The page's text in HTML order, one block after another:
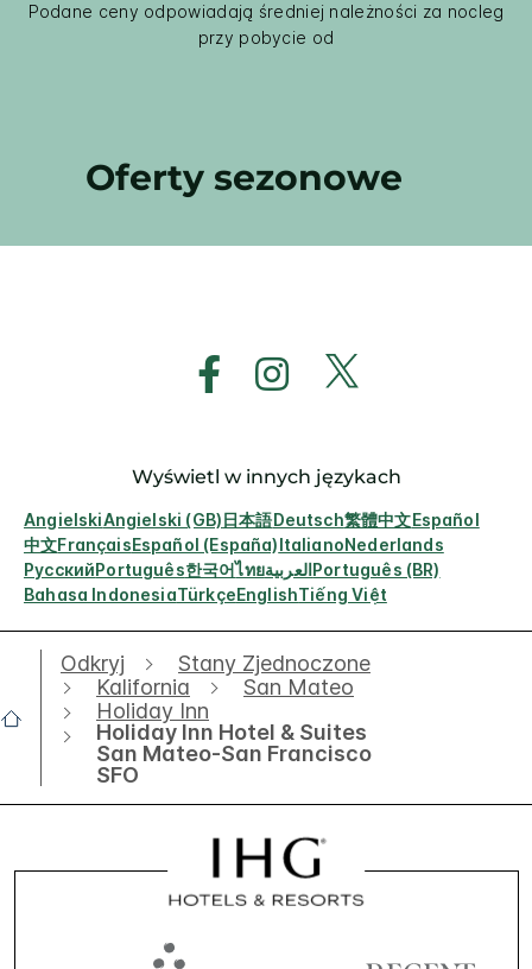
Podane ceny odpowiadają średniej należności za nocleg
przy pobycie od
Oferty sezonowe
Wyświetl w innych językach
AngielskiAngielski (GB)日本語Deutsch繁體中文Español
中文FrançaisEspañol (España)ItalianoNederlands
РусскийPortuguês한국어ไทยالعربيةPortuguês (BR)
Bahasa IndonesiaTürkçeEnglishTiếng Việt
Odkryj
Stany Zjednoczone
Kalifornia
San Mateo
Holiday Inn
Holiday Inn Hotel & Suites
San Mateo-San Francisco
SFO